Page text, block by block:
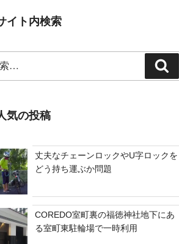
イト内検索
索
気の投稿
丈夫なチェーンロックやU字ロックを
どう持ち運ぶか問題
COREDO室町裏の福徳神社地下にあ
る室町東駐輪場で一時利用